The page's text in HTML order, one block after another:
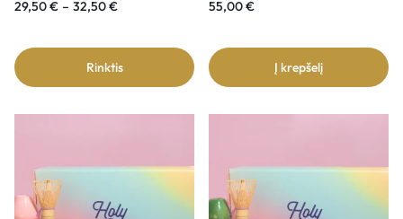
29,50€ – 32,50€
Rinktis
55,00€
Į krepšelį